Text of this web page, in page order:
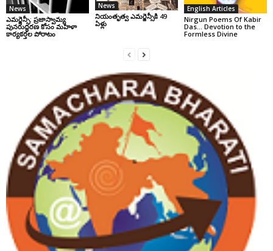
News
ఎమర్జెన్సీ: ప్రజాస్వామ్య
పునరుద్ధరణ కోసం మహిళా
కార్యకర్తల పోరాటం
News
నియంతృత్వ ఎమర్జెన్సీకి 49
ఏళ్లు
English Articles
Nirgun Poems Of Kabir
Das… Devotion to the
Formless Divine